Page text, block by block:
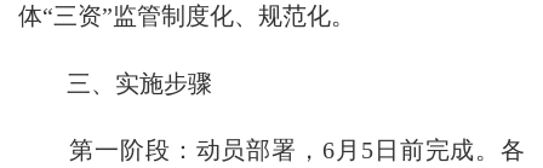
体“三资”监管制度化、规范化。
三、实施步骤
第一阶段：动员部署， 6月 5日前完成。各